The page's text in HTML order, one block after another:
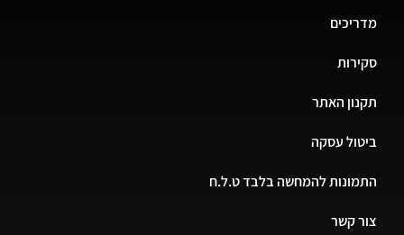
מדריכים
סקירות
תקנון האתר
ביטול עסקה
התמונות להמחשה בלבד ט.ל.ח
צור קשר